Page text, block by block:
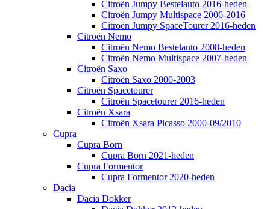
Citroën Jumpy Bestelauto 2016-heden
Citroën Jumpy Multispace 2006-2016
Citroën Jumpy SpaceTourer 2016-heden
Citroën Nemo
Citroën Nemo Bestelauto 2008-heden
Citroën Nemo Multispace 2007-heden
Citroën Saxo
Citroën Saxo 2000-2003
Citroën Spacetourer
Citroën Spacetourer 2016-heden
Citroën Xsara
Citroën Xsara Picasso 2000-09/2010
Cupra
Cupra Born
Cupra Born 2021-heden
Cupra Formentor
Cupra Formentor 2020-heden
Dacia
Dacia Dokker